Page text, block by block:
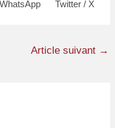
WhatsApp Twitter / X
Article suivant →